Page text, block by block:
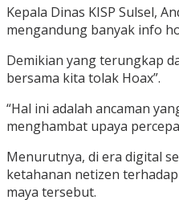
Kepala Dinas KISP Sulsel,
mengandung banyak info
Demikian yang terungkap
bersama kita tolak Hoax”.
“Hal ini adalah ancaman
menghambat upaya
Menurutnya, di era digital
ketahanan netizen
maya tersebut.